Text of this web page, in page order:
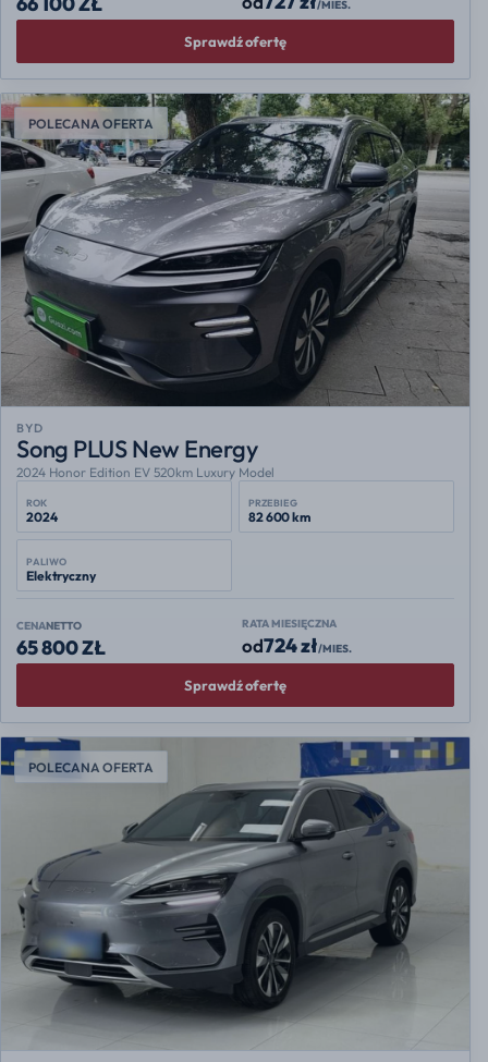
/MIES.
Sprawdź ofertę
POLECANA OFERTA
BYD
Song PLUS New Energy
2024 Honor Edition EV 520km Luxury Model
ROK
2024
PRZEBIEG
82 600 km
PALIWO
Elektryczny
CENANETTO
65 800 ZŁ
RATA MIESIĘCZNA
od724 zł/MIES.
Sprawdź ofertę
POLECANA OFERTA